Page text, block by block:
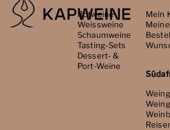
Rotweine
Weissweine
Schaumweine
Tasting-Sets
Dessert- &
Port-Weine
Mein
Meine